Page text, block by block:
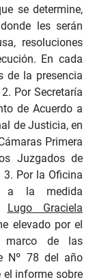
se determine,
les serán
resoluciones
En cada
de la presencia
Por Secretaría
de Acuerdo a
de Justicia, en
Primera
Juzgados de
3. Por la Oficina
a la medida
Lugo Graciela
elevado por el
marco de las
Nº 78 del año
el informe sobre